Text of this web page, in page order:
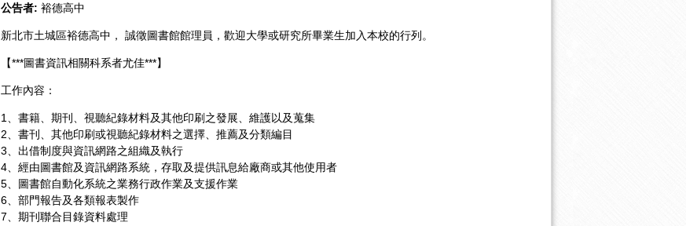
公告者: 裕德高中
新北市土城區裕德高中， 誠徵圖書館館理員，歡迎大學或研究所畢業生加入本校的行列。
【***圖書資訊相關科系者尤佳***】
工作內容：
1、書籍、期刊、視聽紀錄材料及其他印刷之發展、維護以及蒐集
2、書刊、其他印刷或視聽紀錄材料之選擇、推薦及分類編目
3、出借制度與資訊網路之組織及執行
4、經由圖書館及資訊網路系統，存取及提供訊息給廠商或其他使用者
5、圖書館自動化系統之業務行政作業及支援作業
6、部門報告及各類報表製作
7、期刊聯合目錄資料處理